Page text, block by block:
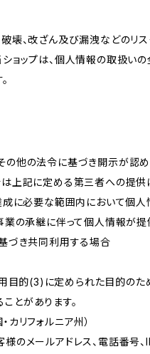
破壊、改ざん及び漏洩などのリ
ショップは、個人情報の取扱
の他の法令に基づき開示が認
は上記に定める第三者への提供
成に必要な範囲内において
業の承継に伴って個人情報が
づき共同利用する場合
目的(3)に定められた目的の
とがあります。
リフォルニア州）
様のメールアドレス、電話番